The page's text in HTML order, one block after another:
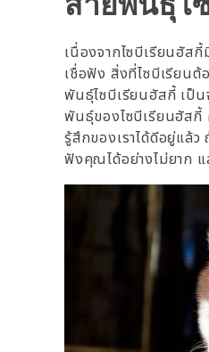
เนื่องจากไซบีเรียนฮัส
เชื่อฟัง สิ่งที่ไซบีเรียน
พันธุ์ไซบีเรียนฮัสกี้ เป็
พันธุ์ของไซบีเรียนฮัสกี้
รู้สึกของเราได้ดีอยู่แล้
ฟังคุณได้อย่างไม่ยาก